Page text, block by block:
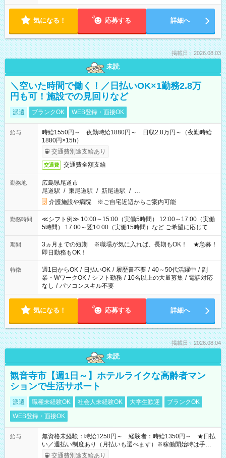
気になる！ 応募する 詳細へ
掲載日：2026.08.03
未読
＼空いた時間で働く！／日払いOK×1勤務2.8万
円も可！施設での見回りなど
派遣 ブランクOK WEB登録・面接OK
給与
時給1550円～ 夜勤時給1880円～ 日収2.8万円～（夜勤時給
1880円×15h）
交通費別途支給あり
交通費 交通費全額支給
勤務地
広島県尾道市
尾道駅 / 東尾道駅 / 新尾道駅 / …
介護施設や病院 ※ご自宅近辺からご案内可能
勤務時間
≪シフト例≫ 10:00～15:00（実働5時間） 12:00～17:00（実働
5時間） 17:00～翌10:00（実働15時間）など ご希望に応じて、
働く時間は調整できます！ お気軽に担当へ相談ください！
期間
3ヵ月までの短期 ※職場が気に入れば、長期もOK！ ★急募！
即日勤務もOK！
特徴 週1日からOK / 日払いOK / 履歴書不要 / 40～50代活躍中 / 副
業・WワークOK / シフト勤務 / 10名以上の大量募集 / 電話対応
なし / パソコンスキル不要
気になる！ 応募する 詳細へ
掲載日：2026.08.04
未読
観音寺市【週1日～】ホテルライクな高齢者マン
ションで生活サポート
派遣 職種未経験OK 社会人未経験OK 大学生歓迎
ブランクOK
WEB登録・面接OK
給与
無資格未経験：時給1250円～ 経験者：時給1350円～ ★日払
い／週払い制度あり（月払いも選べます）※稼働開始時は手続き
完了次第のお支払いとなります。
交通費別途支給あり